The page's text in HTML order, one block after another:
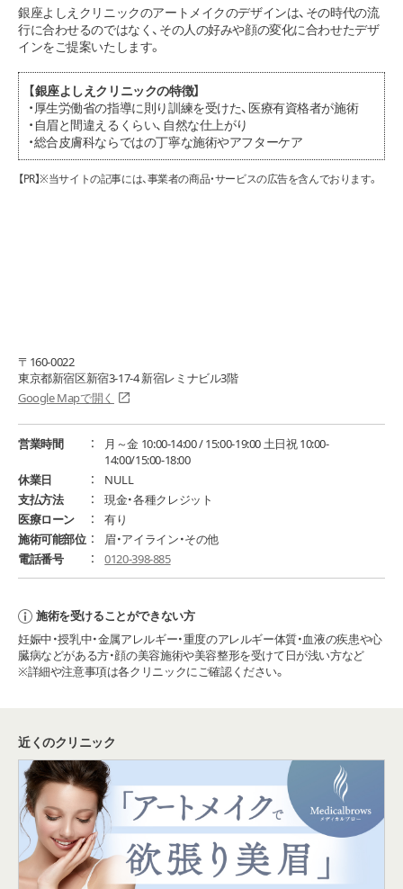
銀座よしえクリニックのアートメイクのデザインは、その時代の流
行に合わせるのではなく、その人の好みや顔の変化に合わせたデザ
インをご提案いたします。
【銀座よしえクリニックの特徴】
・厚生労働省の指導に則り訓練を受けた、医療有資格者が施術
・自眉と間違えるくらい、自然な仕上がり
・総合皮膚科ならではの丁寧な施術やアフターケア
【PR】※当サイトの記事には、事業者の商品・サービスの広告を含んでおります。
〒160-0022
東京都新宿区新宿3-17-4 新宿レミナビル3階
Google Mapで開く
営業時間
月～金 10:00-14:00 / 15:00-19:00 土日祝 10:00-
14:00/15:00-18:00
休業日
NULL
支払方法
現金・各種クレジット
医療ローン
有り
施術可能部位
眉・アイライン・その他
電話番号
0120-398-885
施術を受けることができない方
妊娠中・授乳中・金属アレルギー・重度のアレルギー体質・血液の疾患や心
臓病などがある方・顔の美容施術や美容整形を受けて日が浅い方など
※詳細や注意事項は各クリニックにご確認ください。
近くのクリニック